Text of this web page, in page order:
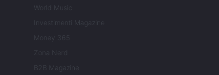
World Music
Investimenti Magazine
Money 365
Zona Nerd
B2B Magazine